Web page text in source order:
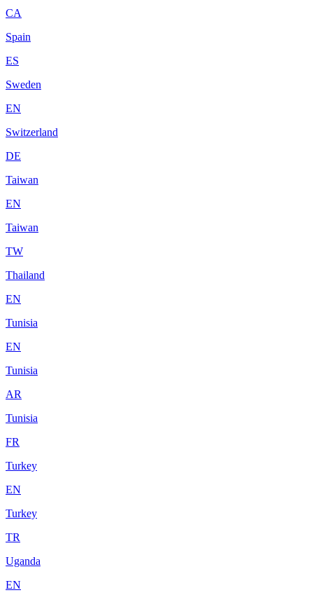
CA
Spain
ES
Sweden
EN
Switzerland
DE
Taiwan
EN
Taiwan
TW
Thailand
EN
Tunisia
EN
Tunisia
AR
Tunisia
FR
Turkey
EN
Turkey
TR
Uganda
EN